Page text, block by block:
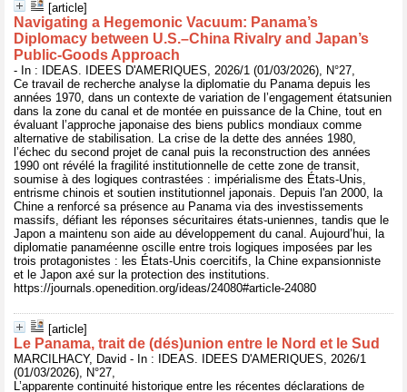
[article]
Navigating a Hegemonic Vacuum: Panama’s
Diplomacy between U.S.–China Rivalry and Japan’s
Public-Goods Approach
- In : IDEAS. IDEES D'AMERIQUES, 2026/1 (01/03/2026), N°27,
Ce travail de recherche analyse la diplomatie du Panama depuis les
années 1970, dans un contexte de variation de l’engagement étatsunien
dans la zone du canal et de montée en puissance de la Chine, tout en
évaluant l’approche japonaise des biens publics mondiaux comme
alternative de stabilisation. La crise de la dette des années 1980,
l’échec du second projet de canal puis la reconstruction des années
1990 ont révélé la fragilité institutionnelle de cette zone de transit,
soumise à des logiques contrastées : impérialisme des États-Unis,
entrisme chinois et soutien institutionnel japonais. Depuis l'an 2000, la
Chine a renforcé sa présence au Panama via des investissements
massifs, défiant les réponses sécuritaires états-uniennes, tandis que le
Japon a maintenu son aide au développement du canal. Aujourd’hui, la
diplomatie panaméenne oscille entre trois logiques imposées par les
trois protagonistes : les États-Unis coercitifs, la Chine expansionniste
et le Japon axé sur la protection des institutions.
https://journals.openedition.org/ideas/24080#article-24080
[article]
Le Panama, trait de (dés)union entre le Nord et le Sud
MARCILHACY, David - In : IDEAS. IDEES D'AMERIQUES, 2026/1
(01/03/2026), N°27,
L’apparente continuité historique entre les récentes déclarations de